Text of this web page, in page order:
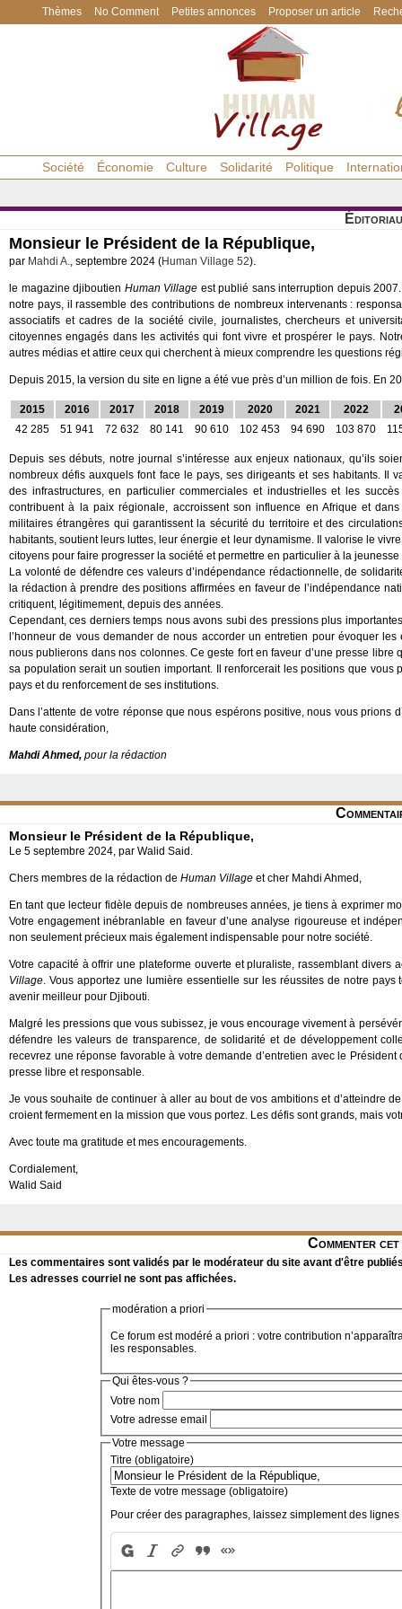
Thèmes No Comment Petites annonces Proposer un article
Société Économie Culture Solidarité Politique
Monsieur le Président de la République,
par Mahdi A., septembre 2024 (Human Village 52).
le magazine djiboutien Human Village est publié sans interruption depuis
notre pays, il rassemble des contributions de nombreux intervenants :
associatifs et cadres de la société civile, journalistes, chercheurs et
citoyennes engagés dans les activités qui font vivre et prospérer le pays.
autres médias et attire ceux qui cherchent à mieux comprendre les questions
Depuis 2015, la version du site en ligne a été vue près d’un million de fois. En
2015 2016 2017 2018 2019 2020 2021 2022
42 285
51 941 72 632 80 141 90 610 102 453 94 690 103 870
Depuis ses débuts, notre journal s’intéresse aux enjeux nationaux, qu’ils
nombreux défis auxquels font face le pays, ses dirigeants et ses habitants. Il
des infrastructures, en particulier commerciales et industrielles et les
contribuent à la paix régionale, accroissent son influence en Afrique et
militaires étrangères qui garantissent la sécurité du territoire et des
habitants, soutient leurs luttes, leur énergie et leur dynamisme. Il valorise le
citoyens pour faire progresser la société et permettre en particulier à la
La volonté de défendre ces valeurs d’indépendance rédactionnelle, de
la rédaction à prendre des positions affirmées en faveur de l’indépendance
critiquent, légitimement, depuis des années.
Cependant, ces derniers temps nous avons subi des pressions plus
l’honneur de vous demander de nous accorder un entretien pour évoquer
nous publierons dans nos colonnes. Ce geste fort en faveur d’une presse
sa population serait un soutien important. Il renforcerait les positions que
pays et du renforcement de ses institutions.
Dans l’attente de votre réponse que nous espérons positive, nous vous prions
haute considération,
Mahdi Ahmed, pour la rédaction
Monsieur le Président de la République,
Le 5 septembre 2024, par Walid Said.
Chers membres de la rédaction de Human Village et cher Mahdi Ahmed,
En tant que lecteur fidèle depuis de nombreuses années, je tiens à exprimer
Votre engagement inébranlable en faveur d’une analyse rigoureuse et
non seulement précieux mais également indispensable pour notre société.
Votre capacité à offrir une plateforme ouverte et pluraliste, rassemblant
Village. Vous apportez une lumière essentielle sur les réussites de notre
avenir meilleur pour Djibouti.
Malgré les pressions que vous subissez, je vous encourage vivement à
défendre les valeurs de transparence, de solidarité et de développement
recevrez une réponse favorable à votre demande d’entretien avec le
presse libre et responsable.
Je vous souhaite de continuer à aller au bout de vos ambitions et d’atteindre
croient fermement en la mission que vous portez. Les défis sont grands, mais
Avec toute ma gratitude et mes encouragements.
Cordialement,
Walid Said
Commenter
Les commentaires sont validés par le modérateur du site avant d'être
Les adresses courriel ne sont pas affichées.
modération a priori
Ce forum est modéré a priori : votre contribution
les responsables.
Qui êtes-vous ?
Votre nom
Votre adresse email
Votre message
Titre (obligatoire)
Texte de votre message (obligatoire)
Pour créer des paragraphes, laissez simplement des lignes